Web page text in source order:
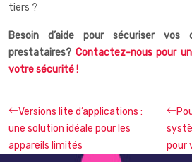
tiers ?
Besoin d’aide pour sécuriser vos
prestataires? Contactez-nous pour
votre sécurité !
Versions lite d’applications :
une solution idéale pour les
appareils limités
pour